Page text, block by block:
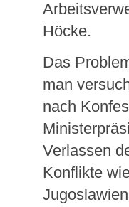
Höcke.
Das
man
nach
Verlassen
Konflikte